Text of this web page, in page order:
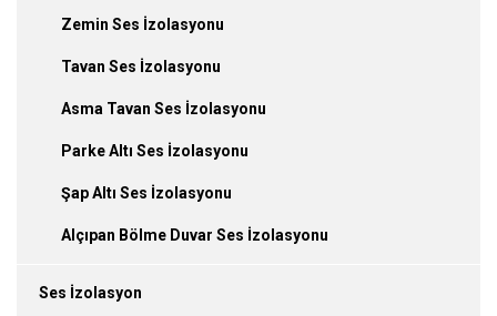
Zemin Ses İzolasyonu
Tavan Ses İzolasyonu
Asma Tavan Ses İzolasyonu
Parke Altı Ses İzolasyonu
Şap Altı Ses İzolasyonu
Alçıpan Bölme Duvar Ses İzolasyonu
Ses İzolasyon